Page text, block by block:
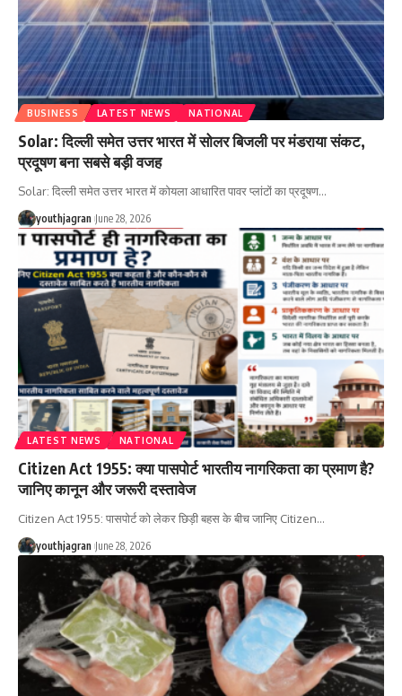
BUSINESS LATEST NEWS NATIONAL
Solar: दिल्ली समेत उत्तर भारत में सोलर बिजली पर मंडराया संकट,
प्रदूषण बना सबसे बड़ी वजह
Solar: दिल्ली समेत उत्तर भारत में कोयला आधारित पावर प्लांटों का प्रदूषण…
youthjagran June 28, 2026
LATEST NEWS NATIONAL
Citizen Act 1955: क्या पासपोर्ट भारतीय नागरिकता का प्रमाण है?
जानिए कानून और जरूरी दस्तावेज
Citizen Act 1955: पासपोर्ट को लेकर छिड़ी बहस के बीच जानिए Citizen…
youthjagran June 28, 2026